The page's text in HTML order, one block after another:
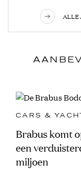
ALLE
CARS &
Brabus komt
een
miljoen